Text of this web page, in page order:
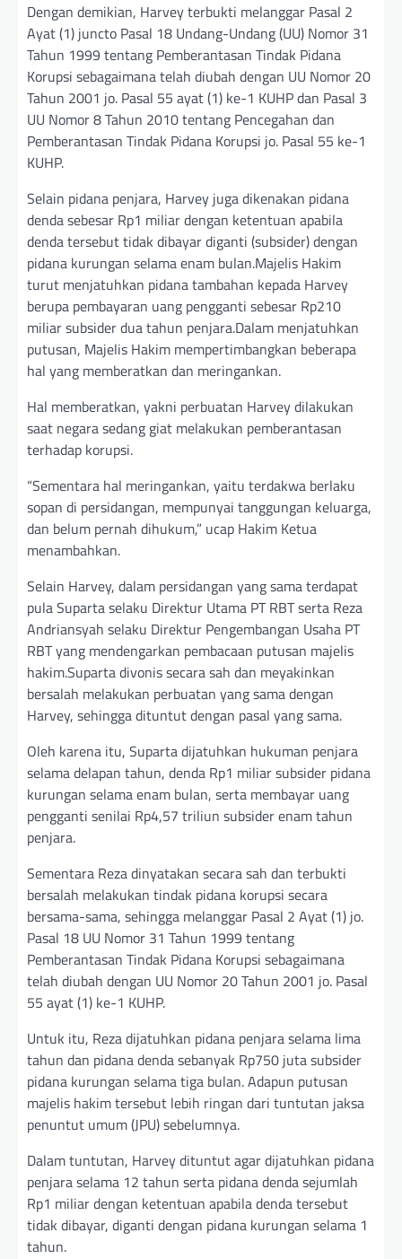
Dengan demikian, Harvey terbukti melanggar Pasal 2
Ayat (1) juncto Pasal 18 Undang-Undang (UU) Nomor 31
Tahun 1999 tentang Pemberantasan Tindak Pidana
Korupsi sebagaimana telah diubah dengan UU Nomor 20
Tahun 2001 jo. Pasal 55 ayat (1) ke-1 KUHP dan Pasal 3
UU Nomor 8 Tahun 2010 tentang Pencegahan dan
Pemberantasan Tindak Pidana Korupsi jo. Pasal 55 ke-1
KUHP.
Selain pidana penjara, Harvey juga dikenakan pidana
denda sebesar Rp1 miliar dengan ketentuan apabila
denda tersebut tidak dibayar diganti (subsider) dengan
pidana kurungan selama enam bulan.Majelis Hakim
turut menjatuhkan pidana tambahan kepada Harvey
berupa pembayaran uang pengganti sebesar Rp210
miliar subsider dua tahun penjara.Dalam menjatuhkan
putusan, Majelis Hakim mempertimbangkan beberapa
hal yang memberatkan dan meringankan.
Hal memberatkan, yakni perbuatan Harvey dilakukan
saat negara sedang giat melakukan pemberantasan
terhadap korupsi.
“Sementara hal meringankan, yaitu terdakwa berlaku
sopan di persidangan, mempunyai tanggungan keluarga,
dan belum pernah dihukum,” ucap Hakim Ketua
menambahkan.
Selain Harvey, dalam persidangan yang sama terdapat
pula Suparta selaku Direktur Utama PT RBT serta Reza
Andriansyah selaku Direktur Pengembangan Usaha PT
RBT yang mendengarkan pembacaan putusan majelis
hakim.Suparta divonis secara sah dan meyakinkan
bersalah melakukan perbuatan yang sama dengan
Harvey, sehingga dituntut dengan pasal yang sama.
Oleh karena itu, Suparta dijatuhkan hukuman penjara
selama delapan tahun, denda Rp1 miliar subsider pidana
kurungan selama enam bulan, serta membayar uang
pengganti senilai Rp4,57 triliun subsider enam tahun
penjara.
Sementara Reza dinyatakan secara sah dan terbukti
bersalah melakukan tindak pidana korupsi secara
bersama-sama, sehingga melanggar Pasal 2 Ayat (1) jo.
Pasal 18 UU Nomor 31 Tahun 1999 tentang
Pemberantasan Tindak Pidana Korupsi sebagaimana
telah diubah dengan UU Nomor 20 Tahun 2001 jo. Pasal
55 ayat (1) ke-1 KUHP.
Untuk itu, Reza dijatuhkan pidana penjara selama lima
tahun dan pidana denda sebanyak Rp750 juta subsider
pidana kurungan selama tiga bulan. Adapun putusan
majelis hakim tersebut lebih ringan dari tuntutan jaksa
penuntut umum (JPU) sebelumnya.
Dalam tuntutan, Harvey dituntut agar dijatuhkan pidana
penjara selama 12 tahun serta pidana denda sejumlah
Rp1 miliar dengan ketentuan apabila denda tersebut
tidak dibayar, diganti dengan pidana kurungan selama 1
tahun.